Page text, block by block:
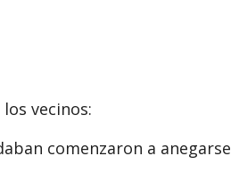
vecinos:
comenzaron a anegarse